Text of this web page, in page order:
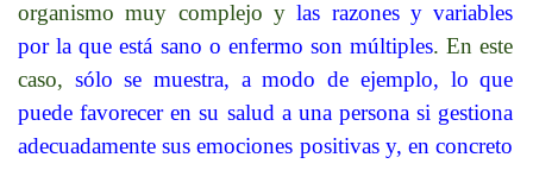
organismo muy complejo ylas razones y variables
por la que está sano o enfermo son múltiples. En este
caso, sólo se muestra, a modo de ejemplo, lo que
puede favorecer en su salud a una persona si gestiona
adecuadamente sus emociones positivas y, en concreto